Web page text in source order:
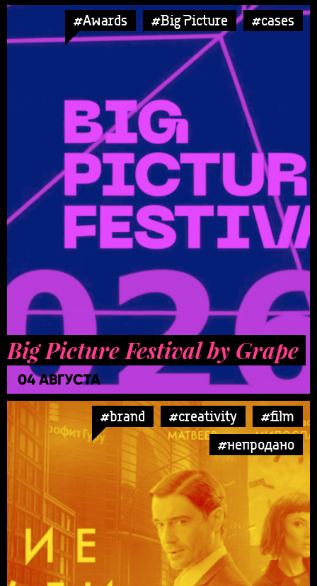
#Awards #Big Picture #cases
Big Picture Festival by Grape
04 АВГУСТА
#brand #creativity
#film
#непродано